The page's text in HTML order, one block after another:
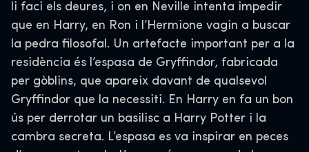
li faci els deures, i on en Neville intenta impedir
que en Harry, en Ron i l’Hermione vagin a buscar
la pedra filosofal. Un artefacte important per a la
residència és l’espasa de Gryffindor, fabricada
per gòblins, que apareix davant de qualsevol
Gryffindor que la necessiti. En Harry en fa un bon
ús per derrotar un basilisc a Harry Potter i la
cambra secreta. L’espasa es va inspirar en peces